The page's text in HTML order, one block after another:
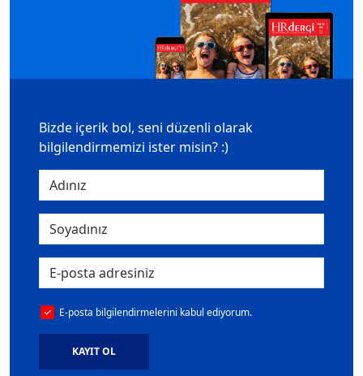
Bizde içerik bol, seni düzenli olarak
bilgilendirmemizi ister misin? :)
E-posta bilgilendirmelerini kabul ediyorum.
KAYIT OL